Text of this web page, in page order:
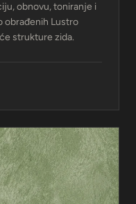
obnovu, toniranje i
obrađenih Lustro
strukture zida.